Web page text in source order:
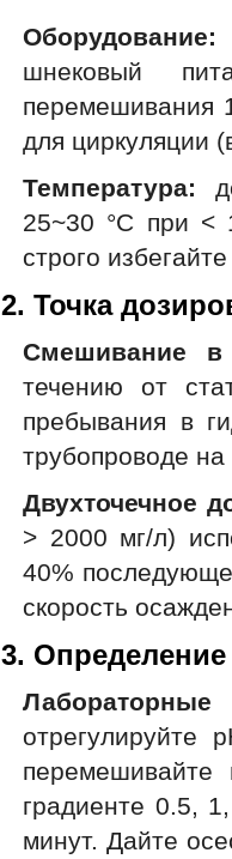
Оборудование:
шнековый
перемешивания
для циркуляции
Температура:
25~30 °C при <
строго
2. Точка
Смешивание в
течению от
пребывания в
трубопроводе
Двухточечное
> 2000 мг/л)
40%
скорость
3.
Лабораторные
отрегулируйте
градиенте 0.5,
минут. Дайте